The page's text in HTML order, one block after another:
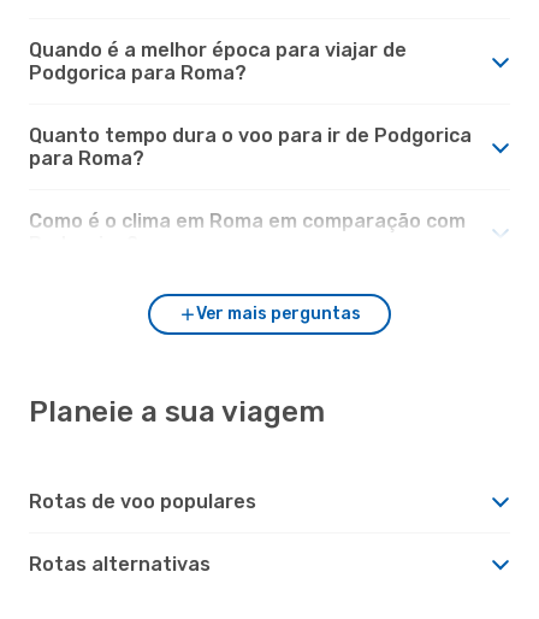
Quando é a melhor época para viajar de
Podgorica para Roma?
Quanto tempo dura o voo para ir de Podgorica
para Roma?
Como é o clima em Roma em comparação com
Ver mais perguntas
Planeie a sua viagem
Rotas de voo populares
Rotas alternativas